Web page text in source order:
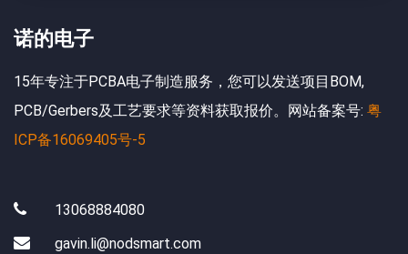
诺的电子
15年专注于PCBA电子制造服务，您可以发送项目BOM,
PCB/Gerbers及工艺要求等资料获取报价。网站备案号: 粤
ICP备16069405号-5
13068884080
gavin.li@nodsmart.com